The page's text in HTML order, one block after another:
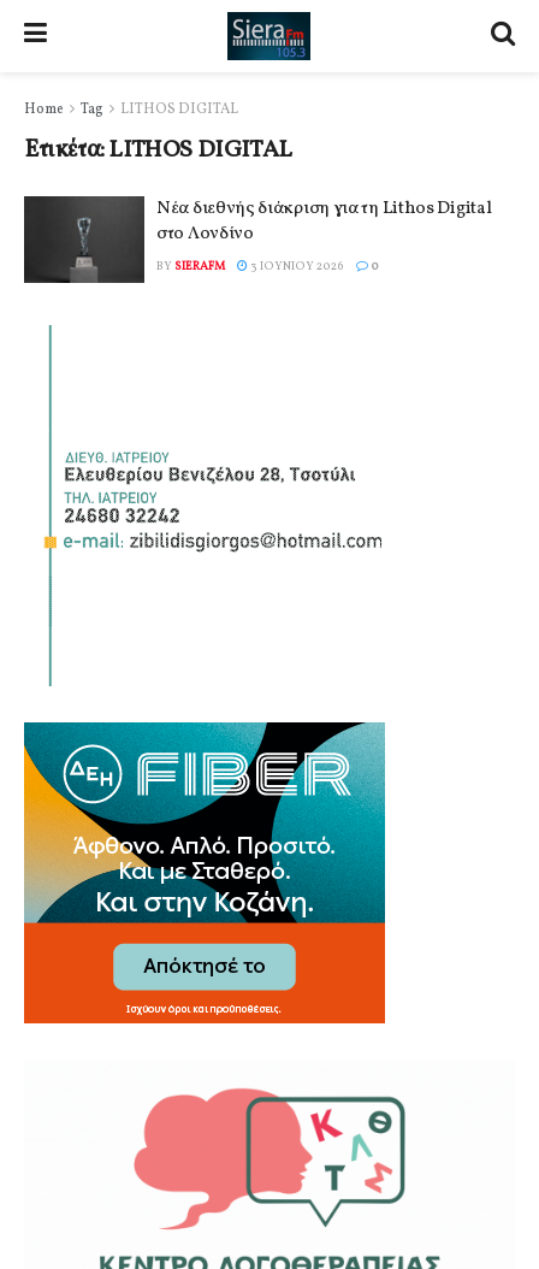
Home Tag LITHOS DIGITAL
Ετικέτα:LITHOS DIGITAL
Νέα διεθνής διάκριση για τη Lithos Digital
στο Λονδίνο
BY SIERAFM 3 ΙΟΥΝΊΟΥ 2026 0